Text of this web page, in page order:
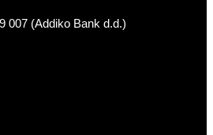
007 (Addiko Bank d.d.)